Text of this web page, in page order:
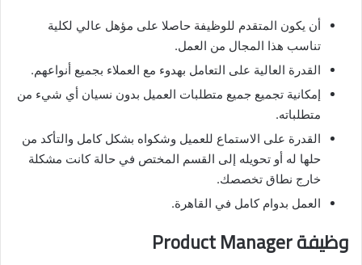
أن يكون المتقدم للوظيفة حاصلا على مؤهل عالي لكلية
تناسب هذا المجال من العمل.
القدرة العالية على التعامل بهدوء مع العملاء بجميع أنواعهم.
إمكانية تجميع جميع متطلبات العميل بدون نسيان أي شيء من
متطلباته.
القدرة على الاستماع للعميل وشكواه بشكل كامل والتأكد من
حلها له أو تحويله إلى القسم المختص في حالة كانت مشكلة
خارج نطاق تخصصك.
العمل بدوام كامل في القاهرة.
وظيفة Product Manager